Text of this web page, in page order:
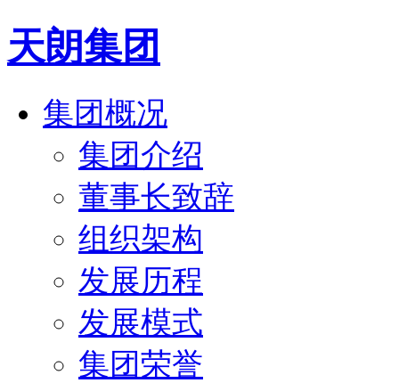
天朗集团
集团概况
集团介绍
董事长致辞
组织架构
发展历程
发展模式
集团荣誉